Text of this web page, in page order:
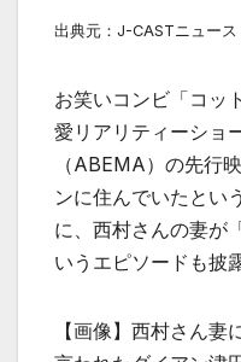
出典元：J-CASTニュース
お笑いコンビ「コッ
愛リアリティーショ
（ABEMA）の先行
ンに住んでいたとい
に、西村さんの妻が
いうエピソードも披
【画像】西村さん